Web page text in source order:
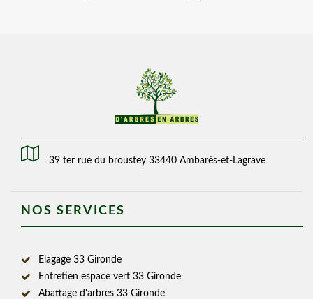
39 ter rue du broustey 33440 Ambarès-et-Lagrave
NOS SERVICES
Elagage 33 Gironde
Entretien espace vert 33 Gironde
Abattage d'arbres 33 Gironde